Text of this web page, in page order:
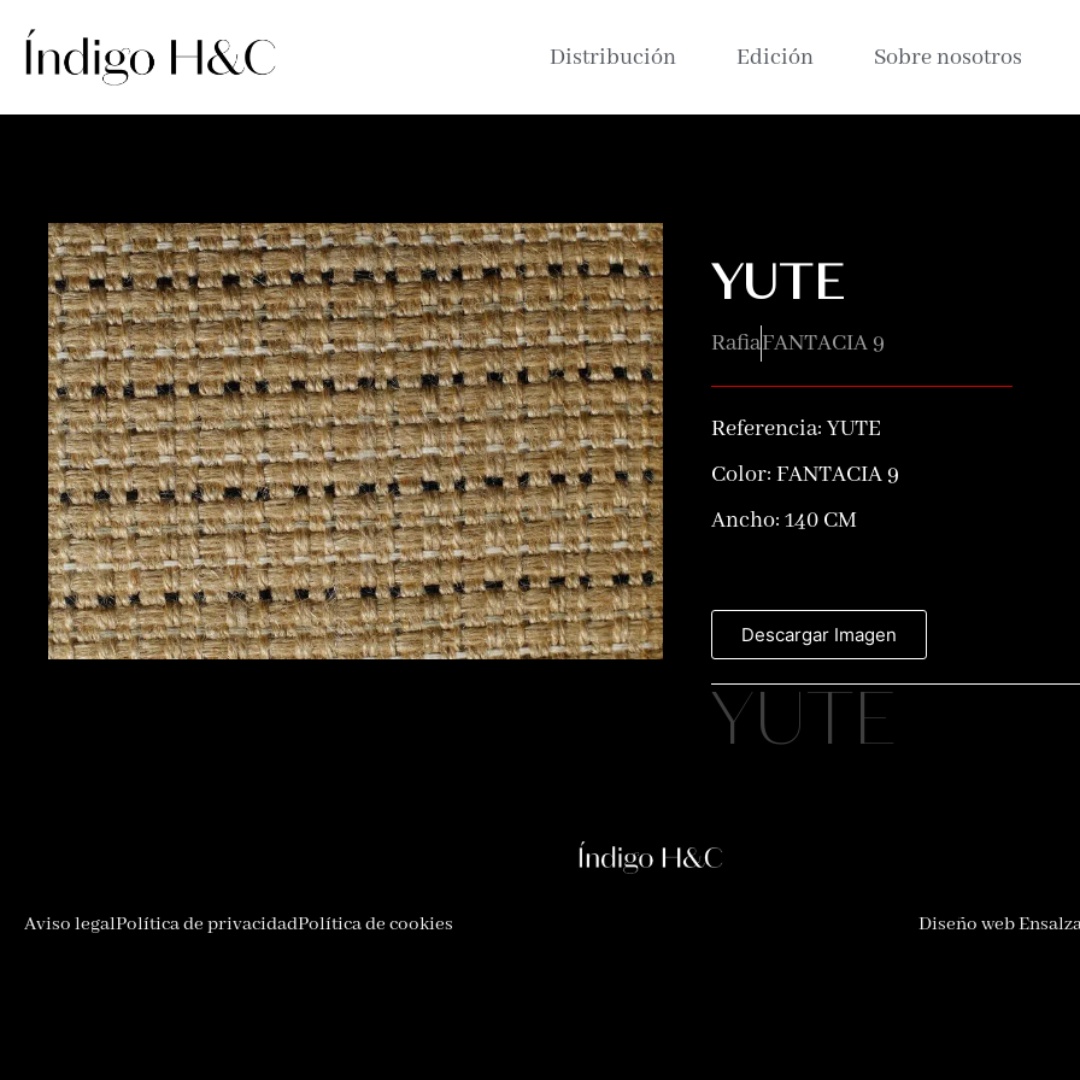
Distribución Edición Sobre nosotros
YUTE
RafiaFANTACIA 9
Referencia: YUTE
Color: FANTACIA 9
Ancho: 140 CM
Descargar Imagen
YUTE
Aviso legalPolítica de privacidadPolítica de cookies Diseño web